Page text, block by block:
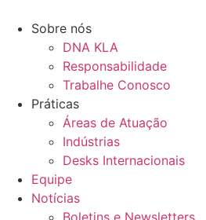
para
conteúdo
Sobre nós
DNA KLA
Responsabilidade
Trabalhe Conosco
Práticas
Áreas de Atuação
Indústrias
Desks Internacionais
Equipe
Notícias
Boletins e Newsletters